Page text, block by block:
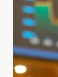
کے
کاری
روابط